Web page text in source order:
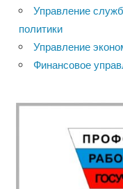
Управление
политики
Управление
Финансовое